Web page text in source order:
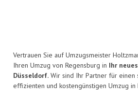
Vertrauen Sie auf Umzugsmeister
Ihren Umzug von Regensburg in Ihr
Düsseldorf. Wir sind Ihr Partner für einen
effizienten und kostengünstigen Umzug in